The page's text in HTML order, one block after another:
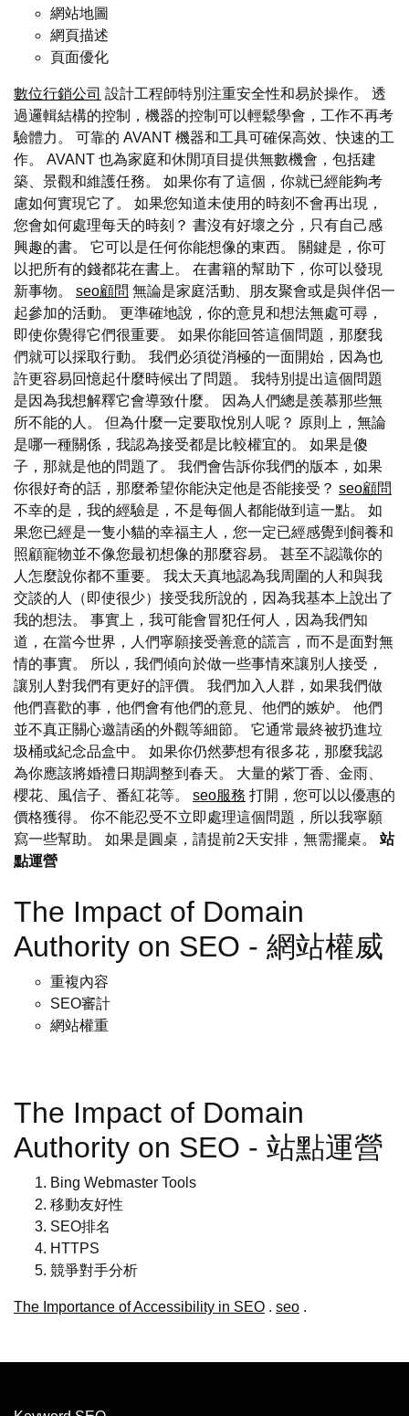
網站地圖
網頁描述
頁面優化
數位行銷公司 設計工程師特別注重安全性和易於操作。 透
過邏輯結構的控制，機器的控制可以輕鬆學會，工作不再考
驗體力。 可靠的 AVANT 機器和工具可確保高效、快速的工
作。 AVANT 也為家庭和休閒項目提供無數機會，包括建
築、景觀和維護任務。 如果你有了這個，你就已經能夠考
慮如何實現它了。 如果您知道未使用的時刻不會再出現，
您會如何處理每天的時刻？ 書沒有好壞之分，只有自己感
興趣的書。 它可以是任何你能想像的東西。 關鍵是，你可
以把所有的錢都花在書上。 在書籍的幫助下，你可以發現
新事物。 seo顧問 無論是家庭活動、朋友聚會或是與伴侶一
起參加的活動。 更準確地說，你的意見和想法無處可尋，
即使你覺得它們很重要。 如果你能回答這個問題，那麼我
們就可以採取行動。 我們必須從消極的一面開始，因為也
許更容易回憶起什麼時候出了問題。 我特別提出這個問題
是因為我想解釋它會導致什麼。 因為人們總是羨慕那些無
所不能的人。 但為什麼一定要取悅別人呢？ 原則上，無論
是哪一種關係，我認為接受都是比較權宜的。 如果是傻
子，那就是他的問題了。 我們會告訴你我們的版本，如果
你很好奇的話，那麼希望你能決定他是否能接受？ seo顧問
不幸的是，我的經驗是，不是每個人都能做到這一點。 如
果您已經是一隻小貓的幸福主人，您一定已經感覺到飼養和
照顧寵物並不像您最初想像的那麼容易。 甚至不認識你的
人怎麼說你都不重要。 我太天真地認為我周圍的人和與我
交談的人（即使很少）接受我所說的，因為我基本上說出了
我的想法。 事實上，我可能會冒犯任何人，因為我們知
道，在當今世界，人們寧願接受善意的謊言，而不是面對無
情的事實。 所以，我們傾向於做一些事情來讓別人接受，
讓別人對我們有更好的評價。 我們加入人群，如果我們做
他們喜歡的事，他們會有他們的意見、他們的嫉妒。 他們
並不真正關心邀請函的外觀等細節。 它通常最終被扔進垃
圾桶或紀念品盒中。 如果你仍然夢想有很多花，那麼我認
為你應該將婚禮日期調整到春天。 大量的紫丁香、金雨、
櫻花、風信子、番紅花等。 seo服務 打開，您可以以優惠的
價格獲得。 你不能忍受不立即處理這個問題，所以我寧願
寫一些幫助。 如果是圓桌，請提前2天安排，無需擺桌。站
點運營
The Impact of Domain
Authority on SEO - 網站權威
重複內容
SEO審計
網站權重
The Impact of Domain
Authority on SEO - 站點運營
Bing Webmaster Tools
移動友好性
SEO排名
HTTPS
競爭對手分析
The Importance of Accessibility in SEO . seo .